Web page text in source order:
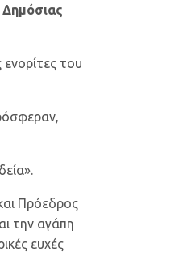
Δημόσιας
του
Πρόεδρος
την αγάπη
ευχές